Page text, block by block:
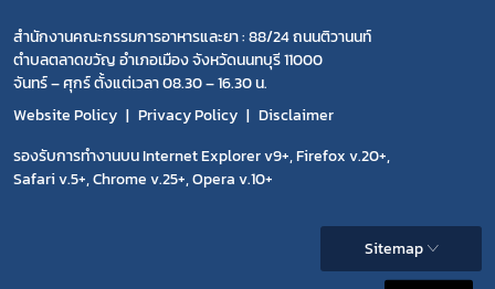
สำนักงานคณะกรรมการอาหารและยา : 88/24 ถนนติวานนท์
ตำบลตลาดขวัญ อำเภอเมือง จังหวัดนนทบุรี 11000
จันทร์ – ศุกร์ ตั้งแต่เวลา 08.30 – 16.30 น.
Website Policy
Privacy Policy
Disclaimer
รองรับการทำงานบน Internet Explorer v9+, Firefox v.20+,
Safari v.5+, Chrome v.25+, Opera v.10+
Sitemap